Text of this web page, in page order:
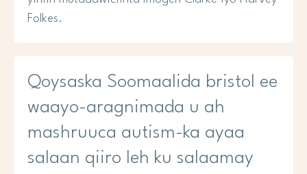
Folkes.
Qoysaska Soomaalida bristol ee
waayo-aragnimada u ah
mashruuca autism-ka ayaa
salaan qiiro leh ku salaamay